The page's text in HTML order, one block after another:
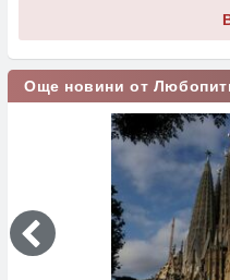
Още новини от